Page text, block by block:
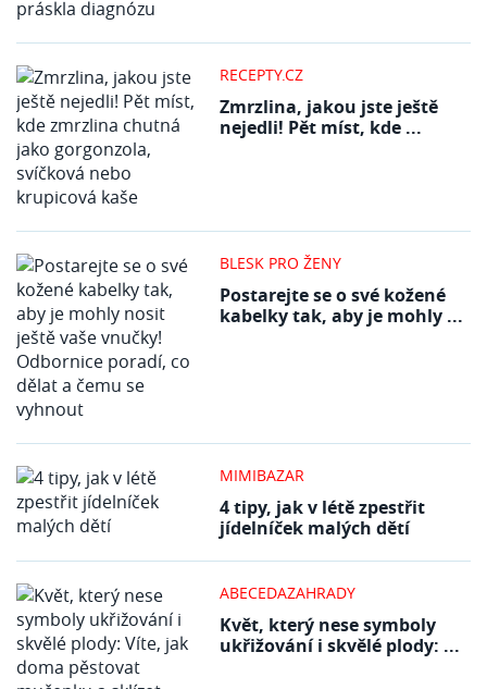
RECEPTY.CZ
Zmrzlina, jakou jste ještě
nejedli! Pět míst, kde ...
BLESK PRO ŽENY
Postarejte se o své kožené
kabelky tak, aby je mohly ...
MIMIBAZAR
4 tipy, jak v létě zpestřit
jídelníček malých dětí
ABECEDAZAHRADY
Květ, který nese symboly
ukřižování i skvělé plody: ...